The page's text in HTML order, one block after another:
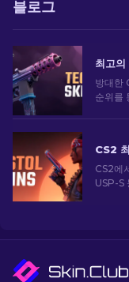
블로그
방대한
순위를
CS2에
USP-S